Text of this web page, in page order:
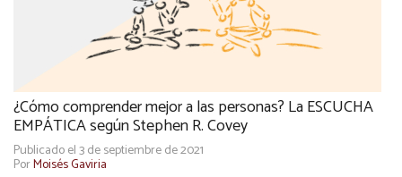
¿Cómo comprender mejor a las personas? La ESCUCHA
EMPÁTICA según Stephen R. Covey
Publicado el 3 de septiembre de 2021
PorMoisés Gaviria